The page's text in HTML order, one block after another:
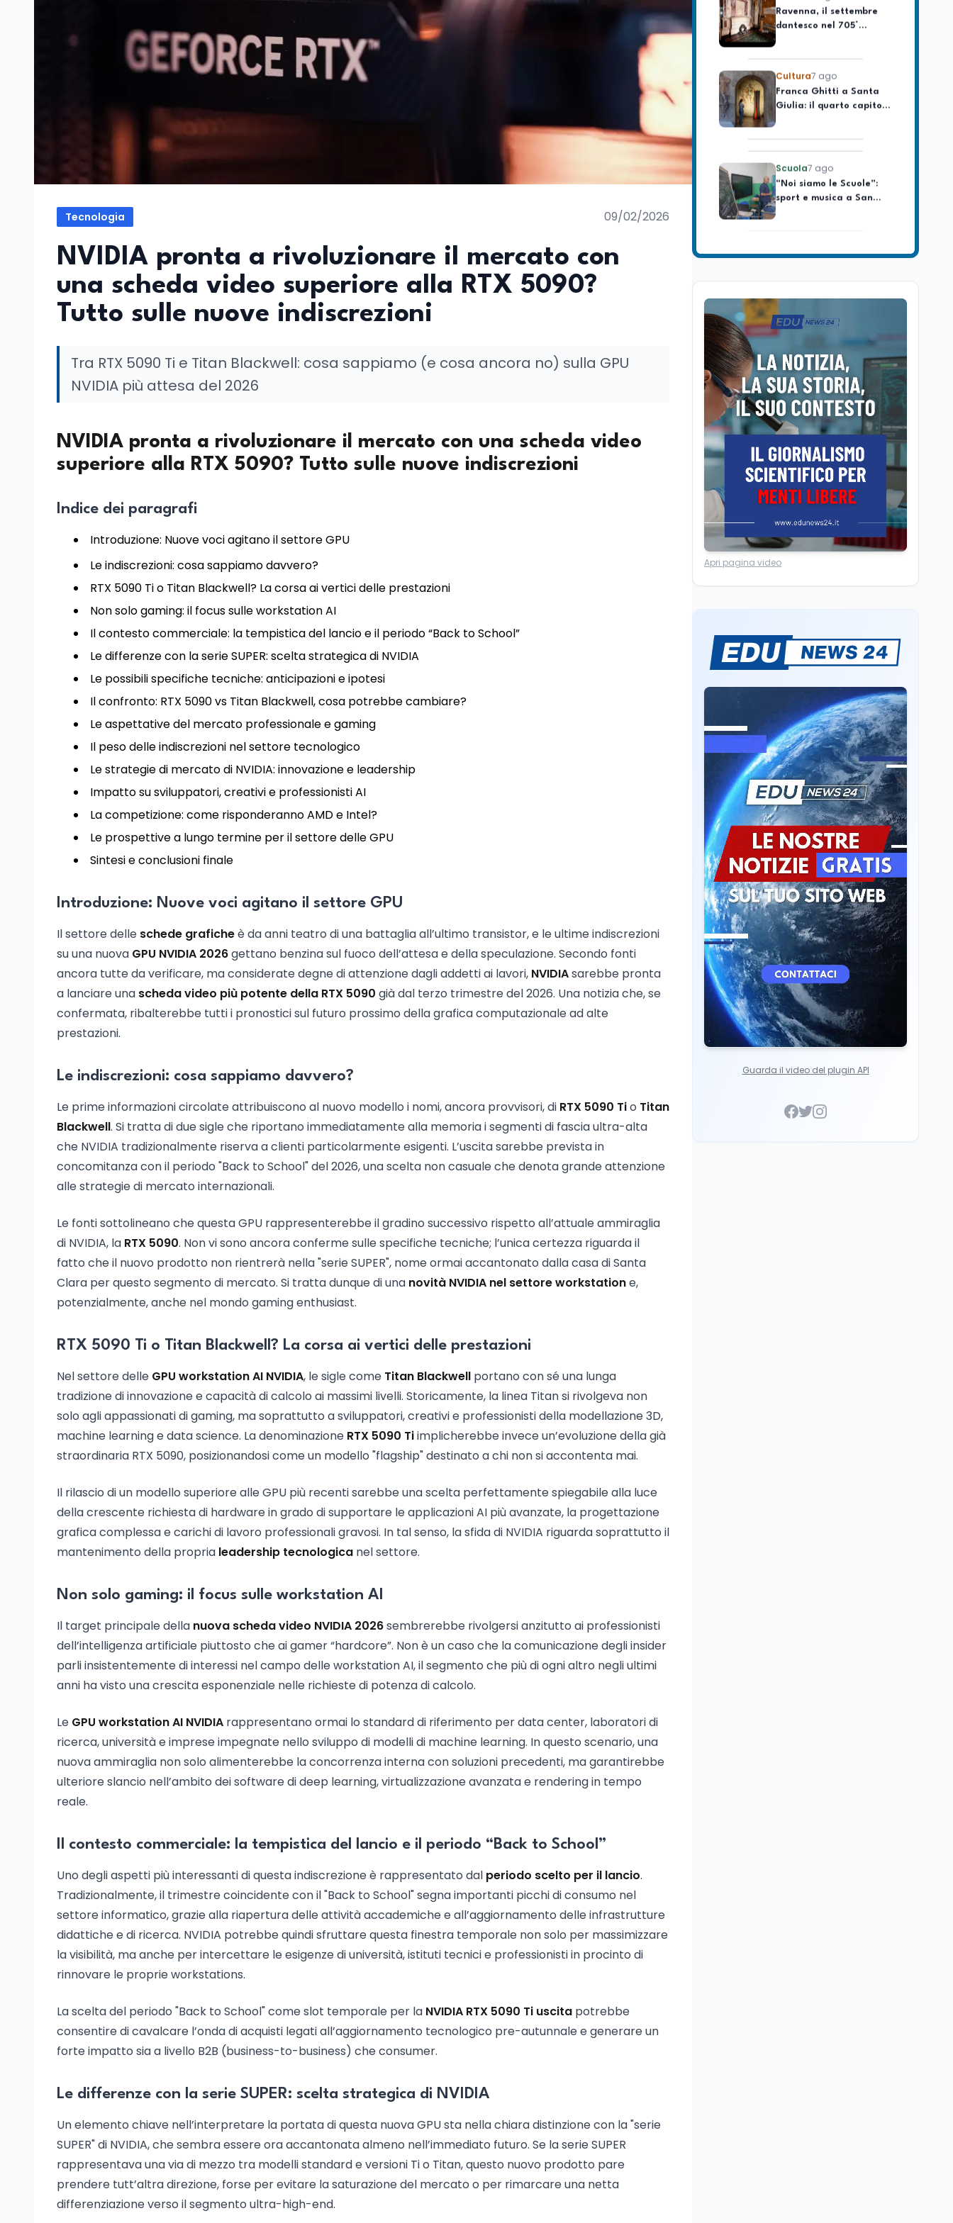
Tecnologia 09/02/2026
NVIDIA pronta a rivoluzionare il mercato con
una scheda video superiore alla RTX 5090?
Tutto sulle nuove indiscrezioni
Tra RTX 5090 Ti e Titan Blackwell: cosa sappiamo (e cosa ancora no) sulla GPU
NVIDIA più attesa del 2026
NVIDIA pronta a rivoluzionare il mercato con una scheda video
superiore alla RTX 5090? Tutto sulle nuove indiscrezioni
Indice dei paragrafi
Introduzione: Nuove voci agitano il settore GPU
Le indiscrezioni: cosa sappiamo davvero?
RTX 5090 Ti o Titan Blackwell? La corsa ai vertici delle prestazioni
Non solo gaming: il focus sulle workstation AI
Il contesto commerciale: la tempistica del lancio e il periodo “Back to School”
Le differenze con la serie SUPER: scelta strategica di NVIDIA
Le possibili specifiche tecniche: anticipazioni e ipotesi
Il confronto: RTX 5090 vs Titan Blackwell, cosa potrebbe cambiare?
Le aspettative del mercato professionale e gaming
Il peso delle indiscrezioni nel settore tecnologico
Le strategie di mercato di NVIDIA: innovazione e leadership
Impatto su sviluppatori, creativi e professionisti AI
La competizione: come risponderanno AMD e Intel?
Le prospettive a lungo termine per il settore delle GPU
Sintesi e conclusioni finale
Introduzione: Nuove voci agitano il settore GPU
Il settore delle schede graficheè da anni teatro di una battaglia all’ultimo transistor, e le ultime indiscrezioni
su una nuova GPU NVIDIA 2026gettano benzina sul fuoco dell’attesa e della speculazione. Secondo fonti
ancora tutte da verificare, ma considerate degne di attenzione dagli addetti ai lavori, NVIDIAsarebbe pronta
a lanciare una scheda video più potente della RTX 5090 già dal terzo trimestre del 2026. Una notizia che, se
confermata, ribalterebbe tutti i pronostici sul futuro prossimo della grafica computazionale ad alte
prestazioni.
Le indiscrezioni: cosa sappiamo davvero?
Le prime informazioni circolate attribuiscono al nuovo modello i nomi, ancora provvisori, di RTX 5090 Tio Titan
Blackwell. Si tratta di due sigle che riportano immediatamente alla memoria i segmenti di fascia ultra-alta
che NVIDIA tradizionalmente riserva a clienti particolarmente esigenti. L’uscita sarebbe prevista in
concomitanza con il periodo "Back to School" del 2026, una scelta non casuale che denota grande attenzione
alle strategie di mercato internazionali.
Le fonti sottolineano che questa GPU rappresenterebbe il gradino successivo rispetto all’attuale ammiraglia
di NVIDIA, la RTX 5090. Non vi sono ancora conferme sulle specifiche tecniche; l’unica certezza riguarda il
fatto che il nuovo prodotto non rientrerà nella "serie SUPER", nome ormai accantonato dalla casa di Santa
Clara per questo segmento di mercato. Si tratta dunque di una novità NVIDIA nel settore workstatione,
potenzialmente, anche nel mondo gaming enthusiast.
RTX 5090 Ti o Titan Blackwell? La corsa ai vertici delle prestazioni
Nel settore delle GPU workstation AI NVIDIA, le sigle come Titan Blackwell portano con sé una lunga
tradizione di innovazione e capacità di calcolo ai massimi livelli. Storicamente, la linea Titan si rivolgeva non
solo agli appassionati di gaming, ma soprattutto a sviluppatori, creativi e professionisti della modellazione 3D,
machine learning e data science. La denominazione RTX 5090 Tiimplicherebbe invece un’evoluzione della già
straordinaria RTX 5090, posizionandosi come un modello "flagship" destinato a chi non si accontenta mai.
Il rilascio di un modello superiore alle GPU più recenti sarebbe una scelta perfettamente spiegabile alla luce
della crescente richiesta di hardware in grado di supportare le applicazioni AI più avanzate, la progettazione
grafica complessa e carichi di lavoro professionali gravosi. In tal senso, la sfida di NVIDIA riguarda soprattutto il
mantenimento della propria leadership tecnologica nel settore.
Non solo gaming: il focus sulle workstation AI
Il target principale della nuova scheda video NVIDIA 2026sembrerebbe rivolgersi anzitutto ai professionisti
dell’intelligenza artificiale piuttosto che ai gamer “hardcore”. Non è un caso che la comunicazione degli insider
parli insistentemente di interessi nel campo delle workstation AI, il segmento che più di ogni altro negli ultimi
anni ha visto una crescita esponenziale nelle richieste di potenza di calcolo.
Le GPU workstation AI NVIDIA rappresentano ormai lo standard di riferimento per data center, laboratori di
ricerca, università e imprese impegnate nello sviluppo di modelli di machine learning. In questo scenario, una
nuova ammiraglia non solo alimenterebbe la concorrenza interna con soluzioni precedenti, ma garantirebbe
ulteriore slancio nell’ambito dei software di deep learning, virtualizzazione avanzata e rendering in tempo
reale.
Il contesto commerciale: la tempistica del lancio e il periodo “Back to School”
Uno degli aspetti più interessanti di questa indiscrezione è rappresentato dal periodo scelto per il lancio.
Tradizionalmente, il trimestre coincidente con il "Back to School" segna importanti picchi di consumo nel
settore informatico, grazie alla riapertura delle attività accademiche e all’aggiornamento delle infrastrutture
didattiche e di ricerca. NVIDIA potrebbe quindi sfruttare questa finestra temporale non solo per massimizzare
la visibilità, ma anche per intercettare le esigenze di università, istituti tecnici e professionisti in procinto di
rinnovare le proprie workstations.
La scelta del periodo "Back to School" come slot temporale per la NVIDIA RTX 5090 Ti uscita potrebbe
consentire di cavalcare l’onda di acquisti legati all’aggiornamento tecnologico pre-autunnale e generare un
forte impatto sia a livello B2B (business-to-business) che consumer.
Le differenze con la serie SUPER: scelta strategica di NVIDIA
Un elemento chiave nell’interpretare la portata di questa nuova GPU sta nella chiara distinzione con la "serie
SUPER" di NVIDIA, che sembra essere ora accantonata almeno nell’immediato futuro. Se la serie SUPER
rappresentava una via di mezzo tra modelli standard e versioni Ti o Titan, questo nuovo prodotto pare
prendere tutt’altra direzione, forse per evitare la saturazione del mercato o per rimarcare una netta
differenziazione verso il segmento ultra-high-end.
longevo dell’Italia
repubblicana
dantesco nel 705°
anniversario della morte
Cultura7 ago
Franca Ghitti a Santa
Giulia: il quarto capitolo
dei Palcoscenici
Scuola7 ago
“Noi siamo le Scuole”:
sport e musica a San
Miniato, STEM a Lerici
studente 14enne uccide
Camere in ferie,
settembre tra legge
elettorale e Rai. La
premier Meloni attesa a
Bari il 4 settembre per
celebrare il governo più
longevo dell’Italia
Cultura7 ago
Ravenna, il settembre
dantesco nel 705°
anniversario della morte
del Sommo Poeta
Cultura7 ago
Giulia: il quarto capitolo
Scuola7 ago
“Noi siamo le Scuole”:
Sparatoria a Bangkok:
studente 14enne uccide
Editoriali7 ago
Camere in ferie,
riapertura il 9
settembre tra legge
elettorale e Rai. La
premier Meloni attesa a
Bari il 4 settembre per
celebrare il governo più
longevo dell’Italia
repubblicana
Cultura7 ago
Ravenna, il settembre
dantesco nel 705°
anniversario della morte
del Sommo Poeta
Cultura 7 ago
Franca Ghitti a Santa
Giulia: il quarto capitolo
dei Palcoscenici
Apri pagina video
Guarda il video del plugin API